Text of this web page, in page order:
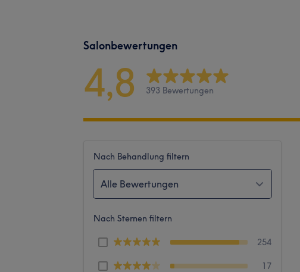
Salonbewertungen
4,8 393 Bewertungen
Nach Behandlung filtern
Alle Bewertungen
Nach Sternen filtern
254
17